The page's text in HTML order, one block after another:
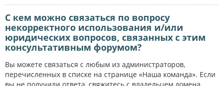
С кем можно связаться по вопросу
некорректного использования и/или
юридических вопросов, связанных с этим
консультативным форумом?
Вы можете связаться с любым из администраторов,
перечисленных в списке на странице «Наша команда». Если